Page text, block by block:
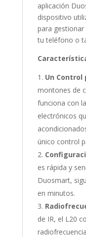
aplicación
dispositivo
para
tu teléfono o
Un Control
montones de
funciona con
electrónicos
único control
es rápida y
Duosmart,
en minutos.
de IR, el L20